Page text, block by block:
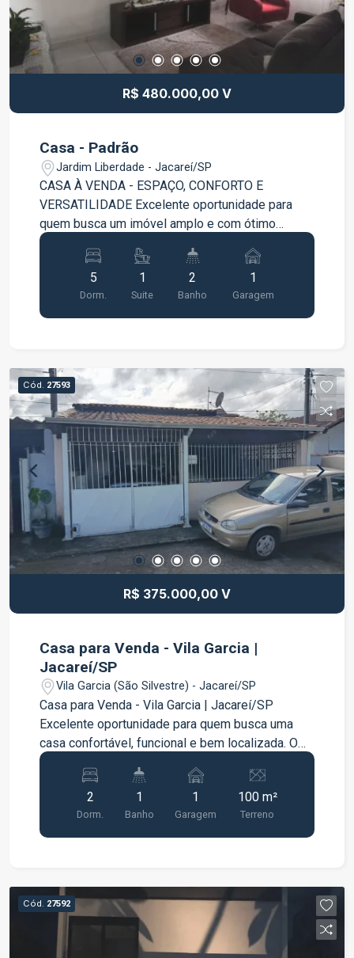
R$ 480.000,00 V
Casa - Padrão
Jardim Liberdade - Jacareí/SP
CASA À VENDA - ESPAÇO, CONFORTO E
VERSATILIDADE Excelente oportunidade para
quem busca um imóvel amplo e com ótimo
aproveitamento dos espaços. A casa conta com
ambientes bem distribuídos, proporcionando
conforto para toda a família, além de cômodos
extras que podem ser utilizados como escritório,
depósito, área de lazer ou até mesmo para
aconchegante Cozinha funcional 1 vaga de
garagem Área Externa 2 cômodos adicionais 1
banheiro externo Espaço versátil para diversas
finalidades Diferenciais Excelente distribuição
dos ambientes Ideal para famílias que precisam
de espaço extra Possibilidade de criar escritório,
ateliê, área gourmet ou acomodação
independente Ótimo potencial de valorização Um
imóvel completo, com ambientes amplos e
diversas possibilidades de uso para atender às
necessidades da sua família. Entre em contato e
agende sua visita!
5
Dorm.
1
Suite
2
Banho
1
Garagem
Cód. 27593
R$ 375.000,00 V
Casa para Venda - Vila Garcia |
Jacareí/SP
Vila Garcia (São Silvestre) - Jacareí/SP
Casa para Venda - Vila Garcia | Jacareí/SP
Excelente oportunidade para quem busca uma
casa confortável, funcional e bem localizada. O
imóvel possui ambientes bem distribuídos,
proporcionando praticidade e conforto para o dia
Cozinha Banheiro Área de serviço Vaga de
garagem Localizada no bairro Vila Garcia, a casa
família que busca tranquilidade e comodidade.
Entre em contato para mais informações e
agende sua visita.
2
Dorm.
1
Banho
1
Garagem
100 m²
Terreno
Cód. 27592